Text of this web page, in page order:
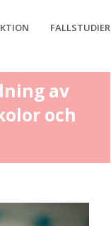
FALLSTUDIER
av
och